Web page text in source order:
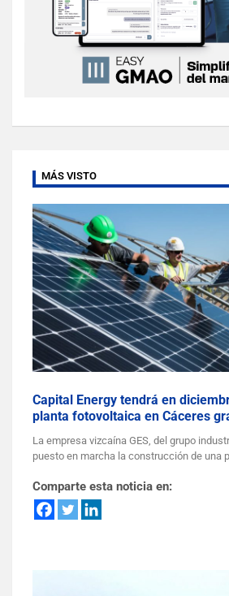
MÁS VISTO
Capital Energy tendrá en
planta fotovoltaica en Cáceres
La empresa vizcaína GES, del grupo
puesto en marcha la construcción de una
Comparte esta noticia en: